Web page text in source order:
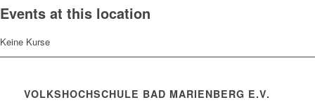
Events at this location
Keine Kurse
VOLKSHOCHSCHULE BAD MARIENBERG E.V.